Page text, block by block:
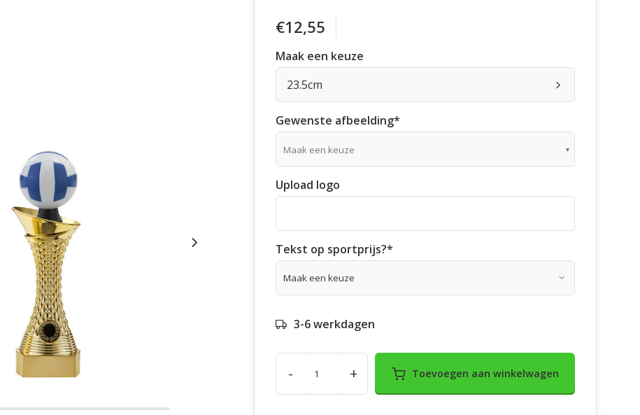
€12,55
Maak een keuze
23.5cm
Gewenste afbeelding*
Maak een keuze
Upload logo
Tekst op sportprijs?*
3-6 werkdagen
- + Toevoegen aan winkelwagen